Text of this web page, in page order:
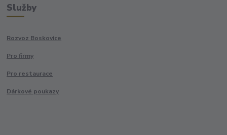
Služby
Rozvoz Boskovice
Pro firmy
Pro restaurace
Dárkové poukazy